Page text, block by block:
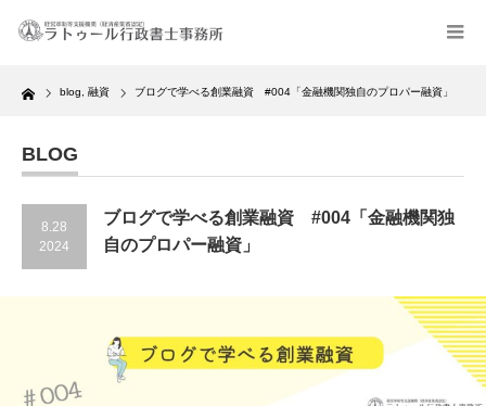
Home blog 融資 ブログで学べる創業融資 #004「金融機関独自のプロパー融資」
BLOG
8.28
2024
ブログで学べる創業融資 #004「金融機関独
自のプロパー融資」